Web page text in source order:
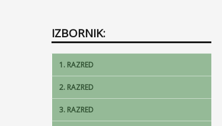
IZBORNIK:
1. RAZRED
2. RAZRED
3. RAZRED